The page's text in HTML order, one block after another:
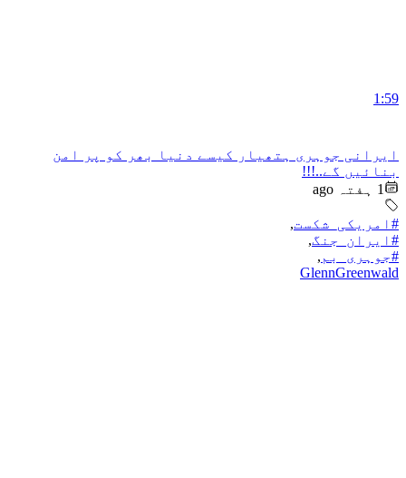
1:59
ایرانی جوہری ہتھیار کیسے دنیا بھر کو پر امن
بنائیں گے..!!!
1 ہفتہ ago
#امریکی_شکست,
#ایران_جنگ,
#جوہری_بم ,
GlennGreenwald